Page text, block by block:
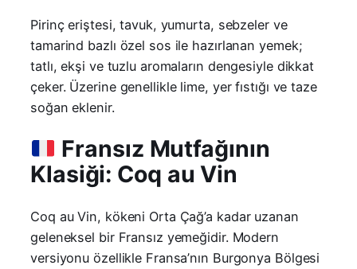
Pirinç eriştesi, tavuk, yumurta, sebzeler ve
tamarind bazlı özel sos ile hazırlanan yemek;
tatlı, ekşi ve tuzlu aromaların dengesiyle dikkat
çeker. Üzerine genellikle lime, yer fıstığı ve taze
soğan eklenir.
Fransız Mutfağının
Klasiği: Coq au Vin
Coq au Vin, kökeni Orta Çağ’a kadar uzanan
geleneksel bir Fransız yemeğidir. Modern
versiyonu özellikle Fransa’nın Burgonya Bölgesi